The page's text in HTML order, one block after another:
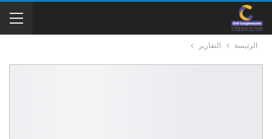
الرئيسة التقارير